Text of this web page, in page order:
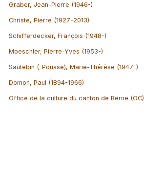
Graber, Jean-Pierre (1946-)
Christe, Pierre (1927-2013)
Schifferdecker, François (1948-)
Moeschler, Pierre-Yves (1953-)
Sautebin (-Pousse), Marie-Thérèse (1947-)
Domon, Paul (1894-1966)
Office de la culture du canton de Berne (OC)